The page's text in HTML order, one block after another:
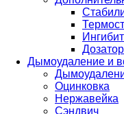
Дымоудаление и
Оцинковка
Нержавейка
Сэндвич